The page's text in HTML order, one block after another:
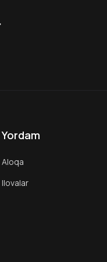
Yordam
Aloqa
Ilovalar